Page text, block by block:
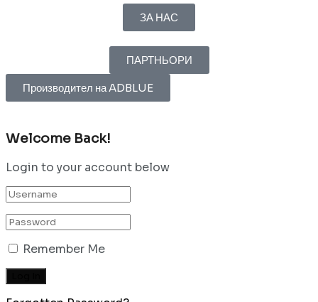
ЗА НАС
ПАРТНЬОРИ
Производител на ADBLUE
Welcome Back!
Login to your account below
Remember Me